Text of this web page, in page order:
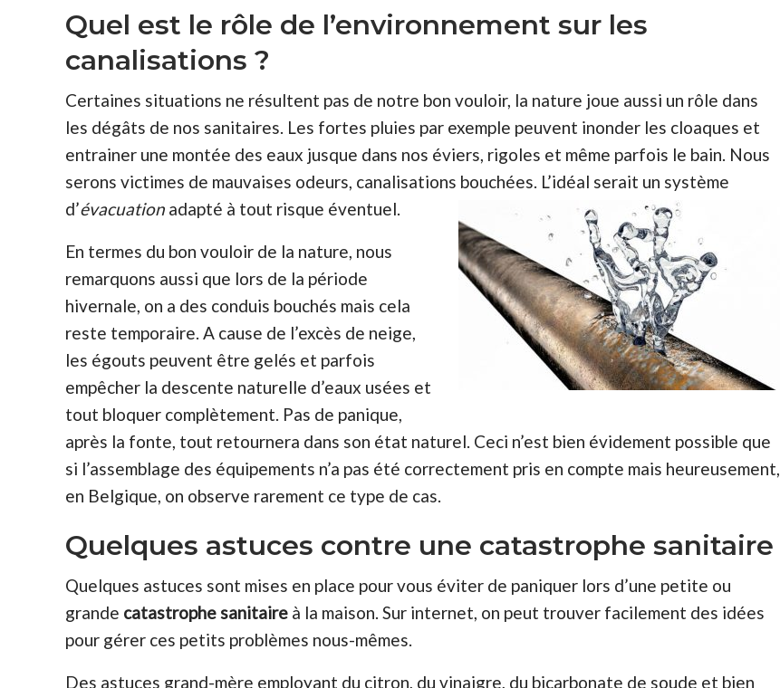
Quel est le rôle de l’environnement sur les
canalisations ?
Certaines situations ne résultent pas de notre bon vouloir, la nature joue aussi un rôle dans
les dégâts de nos sanitaires. Les fortes pluies par exemple peuvent inonder les cloaques et
entrainer une montée des eaux jusque dans nos éviers, rigoles et même parfois le bain. Nous
serons victimes de mauvaises odeurs, canalisations bouchées. L’idéal serait un système
d’évacuation adapté à tout risque éventuel.
En termes du bon vouloir de la nature, nous
remarquons aussi que lors de la période
hivernale, on a des conduis bouchés mais cela
reste temporaire. A cause de l’excès de neige,
les égouts peuvent être gelés et parfois
empêcher la descente naturelle d’eaux usées et
tout bloquer complètement. Pas de panique,
après la fonte, tout retournera dans son état naturel. Ceci n’est bien évidement possible que
si l’assemblage des équipements n’a pas été correctement pris en compte mais heureusement,
en Belgique, on observe rarement ce type de cas.
Quelques astuces contre une catastrophe sanitaire
Quelques astuces sont mises en place pour vous éviter de paniquer lors d’une petite ou
grande catastrophe sanitaire à la maison. Sur internet, on peut trouver facilement des idées
pour gérer ces petits problèmes nous-mêmes.
Des astuces grand-mère employant du citron, du vinaigre, du bicarbonate de soude et bien